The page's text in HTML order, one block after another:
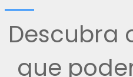
Descubra
que